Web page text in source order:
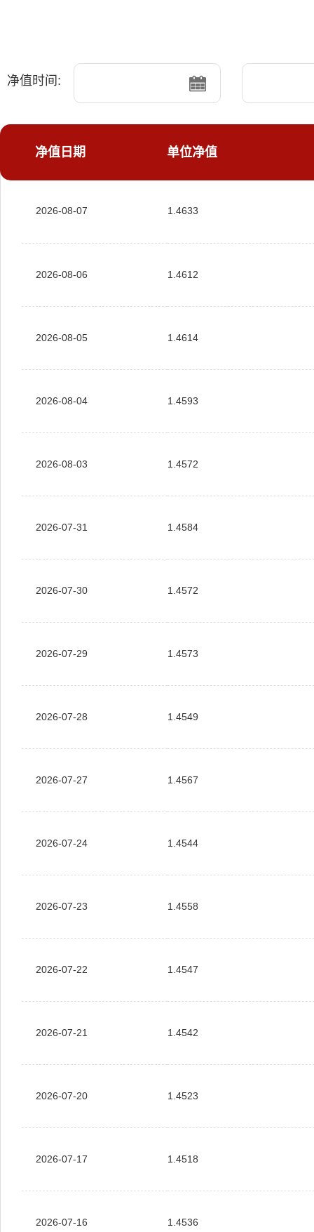
净值时间:
净值日期 单位净值
2026-08-07 1.4633
2026-08-06 1.4612
2026-08-05 1.4614
2026-08-04 1.4593
2026-08-03 1.4572
2026-07-31 1.4584
2026-07-30 1.4572
2026-07-29 1.4573
2026-07-28 1.4549
2026-07-27 1.4567
2026-07-24 1.4544
2026-07-23 1.4558
2026-07-22 1.4547
2026-07-21 1.4542
2026-07-20 1.4523
2026-07-17 1.4518
2026-07-16 1.4536